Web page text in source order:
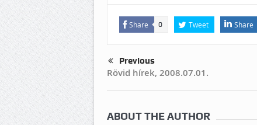
Share 0 Tweet Share
Previous
Rövid hírek, 2008.07.01.
ABOUT THE AUTHOR